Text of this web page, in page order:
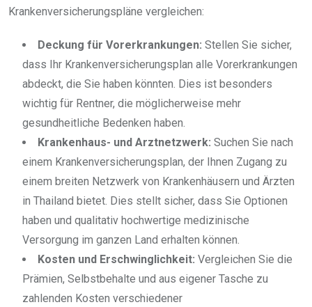
Krankenversicherungspläne vergleichen:
Deckung für Vorerkrankungen: Stellen Sie sicher,
dass Ihr Krankenversicherungsplan alle Vorerkrankungen
abdeckt, die Sie haben könnten. Dies ist besonders
wichtig für Rentner, die möglicherweise mehr
gesundheitliche Bedenken haben.
Krankenhaus- und Arztnetzwerk: Suchen Sie nach
einem Krankenversicherungsplan, der Ihnen Zugang zu
einem breiten Netzwerk von Krankenhäusern und Ärzten
in Thailand bietet. Dies stellt sicher, dass Sie Optionen
haben und qualitativ hochwertige medizinische
Versorgung im ganzen Land erhalten können.
Kosten und Erschwinglichkeit: Vergleichen Sie die
Prämien, Selbstbehalte und aus eigener Tasche zu
zahlenden Kosten verschiedener